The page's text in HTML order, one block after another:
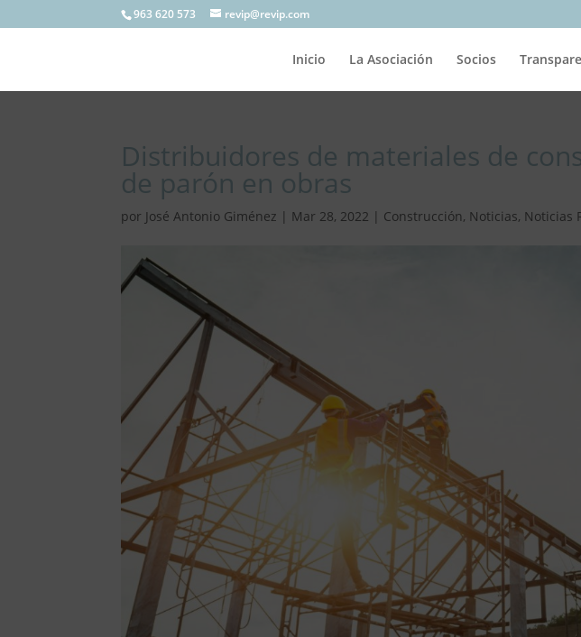
963 620 573 revip@revip.com
Inicio La Asociación Socios
Distribuidores de materiales de
de parón en obras
por José Antonio Giménez | Mar 28, 2022 | Construcción, Noticias, Noticias